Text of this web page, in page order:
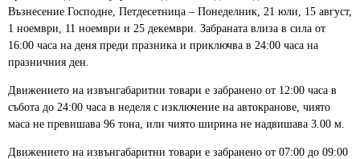
Възнесение Господне, Петдесетница – Понеделник, 21 юли, 15 август,
1 ноември, 11 ноември и 25 декември. Забраната влиза в сила от
16:00 часа на деня преди празника и приключва в 24:00 часа на
празничния ден.
Движението на извънгабаритни товари е забранено от 12:00 часа в
събота до 24:00 часа в неделя с изключение на автокранове, чиято
маса не превишава 96 тона, или чиято ширина не надвишава 3.00 м.
Движението на извънгабаритни товари е забранено от 07:00 до 09:00